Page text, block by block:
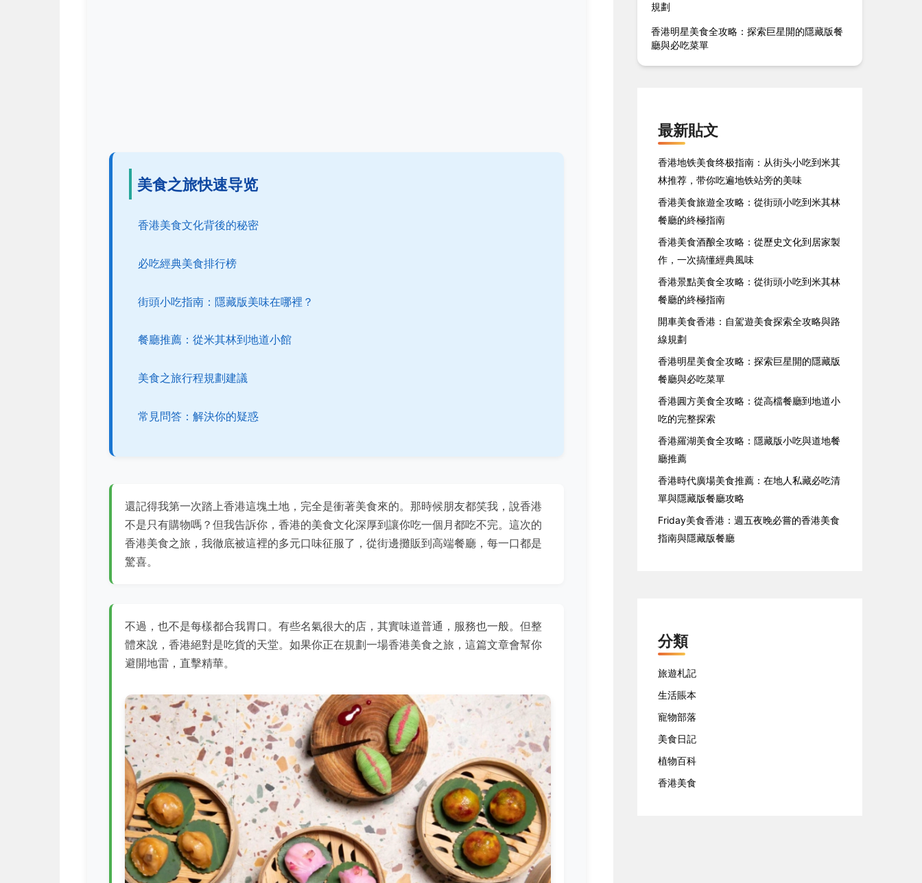
美食之旅快速导览
香港美食文化背後的秘密
必吃經典美食排行榜
街頭小吃指南：隱藏版美味在哪裡？
餐廳推薦：從米其林到地道小館
美食之旅行程規劃建議
常見問答：解決你的疑惑
還記得我第一次踏上香港這塊土地，完全是衝著美食來的。那時候朋友都笑我，說香港
不是只有購物嗎？但我告訴你，香港的美食文化深厚到讓你吃一個月都吃不完。這次的
香港美食之旅，我徹底被這裡的多元口味征服了，從街邊攤販到高端餐廳，每一口都是
驚喜。
不過，也不是每樣都合我胃口。有些名氣很大的店，其實味道普通，服務也一般。但整
體來說，香港絕對是吃貨的天堂。如果你正在規劃一場香港美食之旅，這篇文章會幫你
避開地雷，直擊精華。
規劃
香港明星美食全攻略：探索巨星開的隱藏版餐
廳與必吃菜單
最新貼文
香港地铁美食终极指南：从街头小吃到米其
林推荐，带你吃遍地铁站旁的美味
香港美食旅遊全攻略：從街頭小吃到米其林
餐廳的終極指南
香港美食酒酿全攻略：從歷史文化到居家製
作，一次搞懂經典風味
香港景點美食全攻略：從街頭小吃到米其林
餐廳的終極指南
開車美食香港：自駕遊美食探索全攻略與路
線規劃
香港明星美食全攻略：探索巨星開的隱藏版
餐廳與必吃菜單
香港圓方美食全攻略：從高檔餐廳到地道小
吃的完整探索
香港羅湖美食全攻略：隱藏版小吃與道地餐
廳推薦
香港時代廣場美食推薦：在地人私藏必吃清
單與隱藏版餐廳攻略
Friday美食香港：週五夜晚必嘗的香港美食
指南與隱藏版餐廳
分類
旅遊札記
生活賬本
寵物部落
美食日記
植物百科
香港美食